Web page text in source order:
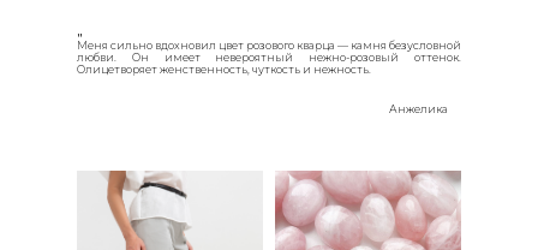
Меня сильно вдохновил цвет розового кварца — камня безусловной
любви. Он имеет невероятный нежно-розовый оттенок.
Олицетворяет женственность, чуткость и нежность.
Анжелика
"